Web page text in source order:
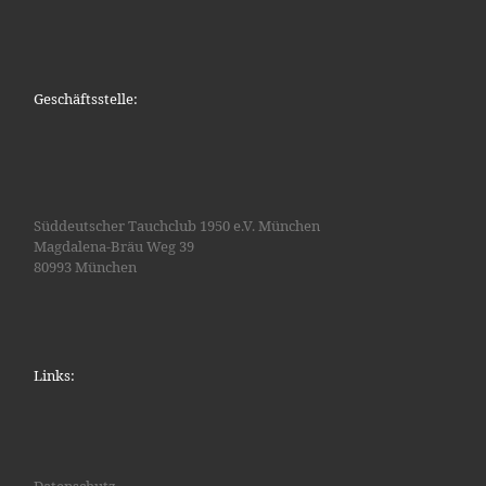
Geschäftsstelle:
Süddeutscher Tauchclub 1950 e.V. München
Magdalena-Bräu Weg 39
80993 München
Links: